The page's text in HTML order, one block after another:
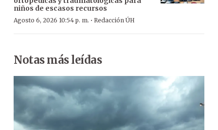
niños de escasos recursos
Agosto 6, 2026 10:54 p. m. · Redacción ÚH
Notas más leídas